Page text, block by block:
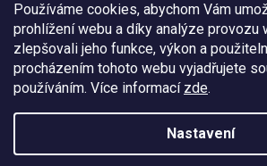
Používáme cookies, abychom Vám
prohlížení webu a díky analýze provozu
zlepšovali jeho funkce, výkon a
procházením tohoto webu vyjadřujete
používáním. Více informací zde.
Nastavení
Vytvořil Shoptet